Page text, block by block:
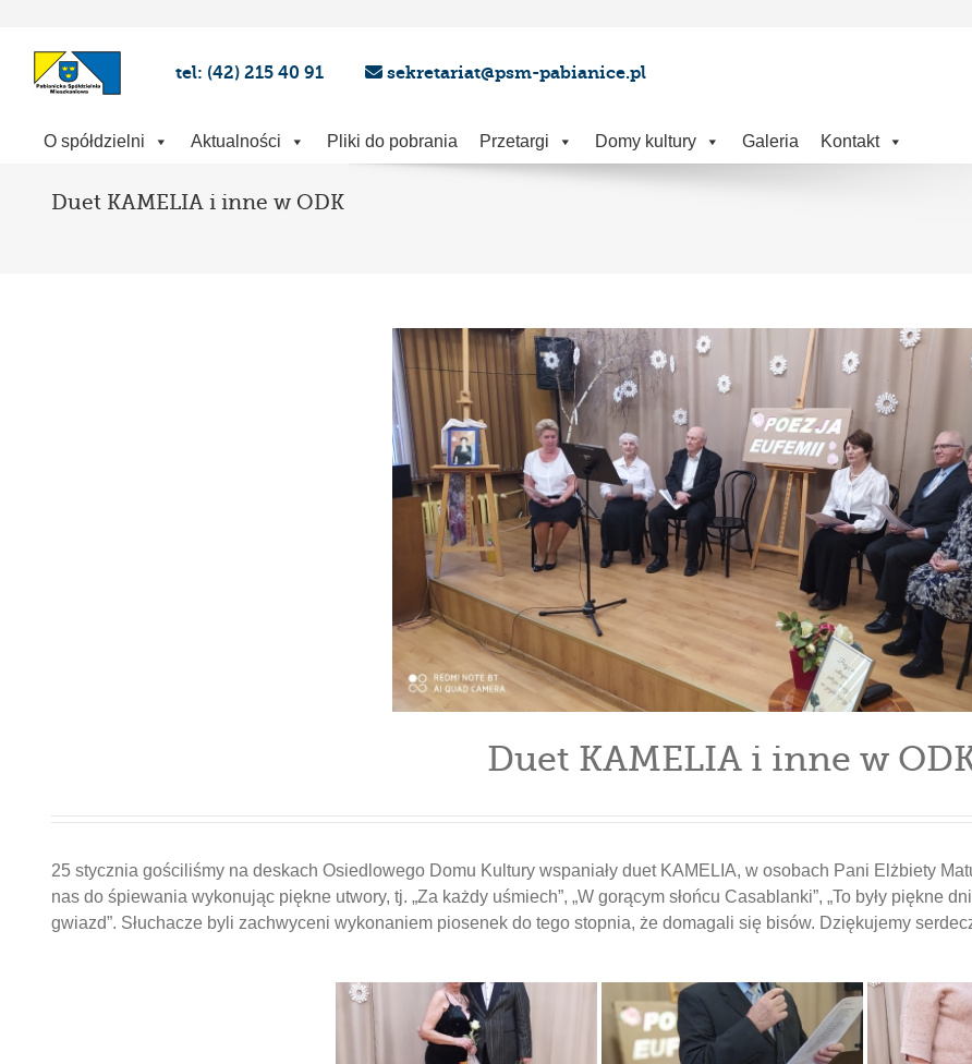
tel: (42) 215 40 91 sekretariat@psm-pabianice.pl
O spółdzielni Aktualności Pliki do pobrania Przetargi Domy kultury Galeria Kontakt
Duet KAMELIA i inne w ODK
Duet KAMELIA i inne w
25 stycznia gościliśmy na deskach Osiedlowego Domu Kultury wspaniały duet KAMELIA, w osobach Pani Elżbiety
nas do śpiewania wykonując piękne utwory, tj. „Za każdy uśmiech”, „W gorącym słońcu Casablanki”, „To były piękne
gwiazd”. Słuchacze byli zachwyceni wykonaniem piosenek do tego stopnia, że domagali się bisów. Dziękujemy